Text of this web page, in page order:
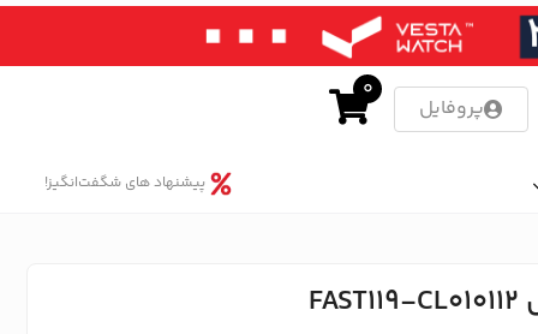
پروفایل
0
پیشنهاد های شگفت‌انگیز!